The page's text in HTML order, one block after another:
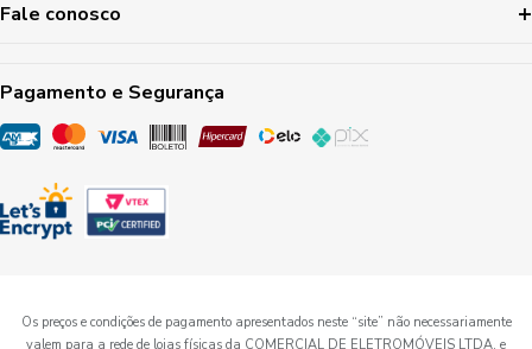
Fale conosco
Pagamento e Segurança
Os preços e condições de pagamento apresentados neste “site” não necessariamente
valem para a rede de lojas físicas da COMERCIAL DE ELETROMÓVEIS LTDA, e